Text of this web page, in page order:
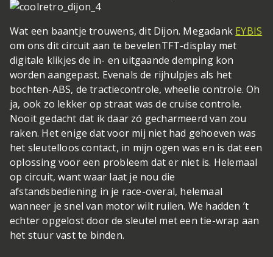
Wat een baantje trouwens, dit Dijon. Megadank EYBIS
om ons dit circuit aan te bevelenTFT-display met
digitale klikjes de in- en uitgaande demping kon
worden aangepast. Evenals de rijhulpjes als het
bochten-ABS, de tractiecontrole, wheelie controle. Oh
ja, ook zo lekker op straat was de cruise controle.
Nooit gedacht dat ik daar zó gecharmeerd van zou
raken. Het enige dat voor mij niet had gehoeven was
het sleutelloos contact, in mijn ogen was en is dat een
oplossing voor een probleem dat er niet is. Helemaal
op circuit, want waar laat je nou die
afstandsbediening in je race-overal, helemaal
wanneer je snel van motor wilt ruilen. We hadden ’t
echter opgelost door de sleutel met een tie-wrap aan
het stuur vast te binden.